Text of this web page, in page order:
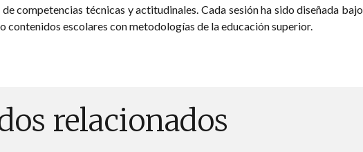
competencias técnicas y actitudinales. Cada sesión ha sido diseñada bajo
escolares con metodologías de la educación superior.
relacionados